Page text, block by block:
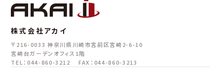
株式会社アカイ
〒216-0033 神奈川県川崎市宮前区宮崎2-6-10
宮崎台ガーデンオフィス1階
TEL：044-860-3212
FAX：044-860-3213